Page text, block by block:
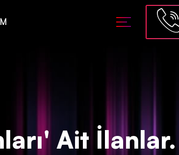
public_html/api/kontrol/etiket.php on line18
Ait İlanlar.